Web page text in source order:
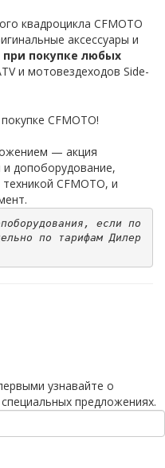
квадроцикла CFMOTO
аксессуары и
при покупке любых
и мотовездеходов Side-
— акция
и допоборудование,
CFMOTO, и
если по
по тарифам Дилер
узнавайте о
предложениях.